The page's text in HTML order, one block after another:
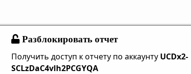
Разблокировать отчет
Получить доступ к отчету по аккаунту UCDx2-
SCLzDaC4vlh2PCGYQA